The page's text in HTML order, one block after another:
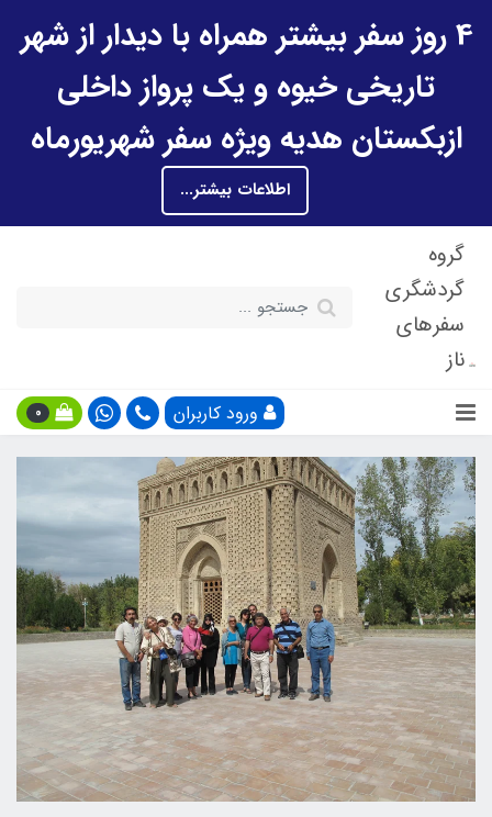
4 روز سفر بیشتر همراه با دیدار از شهر
تاریخی خیوه و یک پرواز داخلی
ازبکستان هدیه ویژه سفر شهریورماه
اطلاعات بیشتر...
گروه
گردشگری
سفرهای
ناز
ورود کاربران 0